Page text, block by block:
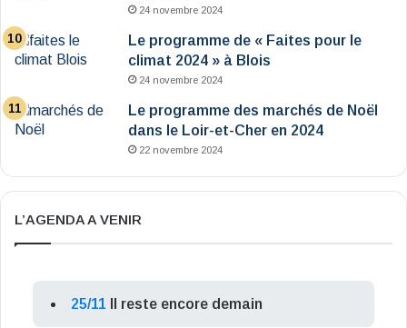
24 novembre 2024
Le programme de « Faites pour le
climat 2024 » à Blois
24 novembre 2024
Le programme des marchés de Noël
dans le Loir-et-Cher en 2024
22 novembre 2024
L’AGENDA A VENIR
25/11 Il reste encore demain